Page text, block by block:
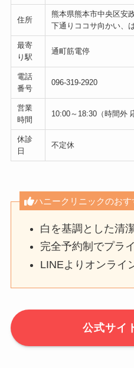
住所
熊本県熊本市中央区安
下通りココサ向かい、
最寄
り駅
通町筋電停
電話
番号
096-319-2920
営業
時間
10:00～18:30（時間外
休診
日
不定休
ハニークリニックのおす
白を基調とした清
完全予約制でプラ
LINEよりオンライ
公式サイ